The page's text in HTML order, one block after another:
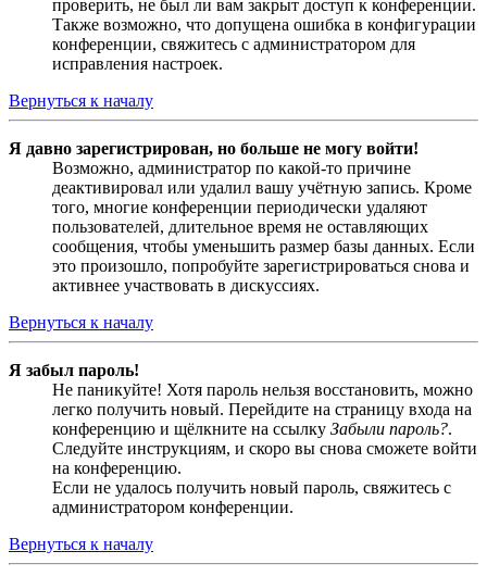
проверить, не был ли вам закрыт доступ к конференции.
Также возможно, что допущена ошибка в конфигурации
конференции, свяжитесь с администратором для
исправления настроек.
Вернуться к началу
Я давно зарегистрирован, но больше не могу войти!
Возможно, администратор по какой-то причине
деактивировал или удалил вашу учётную запись. Кроме
того, многие конференции периодически удаляют
пользователей, длительное время не оставляющих
сообщения, чтобы уменьшить размер базы данных. Если
это произошло, попробуйте зарегистрироваться снова и
активнее участвовать в дискуссиях.
Вернуться к началу
Я забыл пароль!
Не паникуйте! Хотя пароль нельзя восстановить, можно
легко получить новый. Перейдите на страницу входа на
конференцию и щёлкните на ссылку Забыли пароль?.
Следуйте инструкциям, и скоро вы снова сможете войти
на конференцию.
Если не удалось получить новый пароль, свяжитесь с
администратором конференции.
Вернуться к началу